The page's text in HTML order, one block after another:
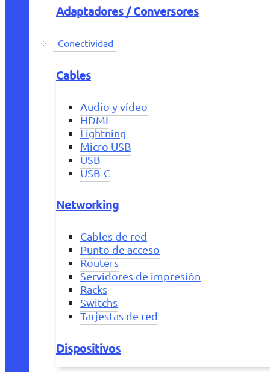
Adaptadores / Conversores
Conectividad
Cables
Audio y vídeo
HDMI
Lightning
Micro USB
USB
USB-C
Networking
Cables de red
Punto de acceso
Routers
Servidores de impresión
Racks
Switchs
Tarjestas de red
Dispositivos